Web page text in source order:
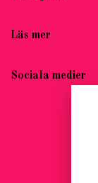
Läs mer
Sociala medier